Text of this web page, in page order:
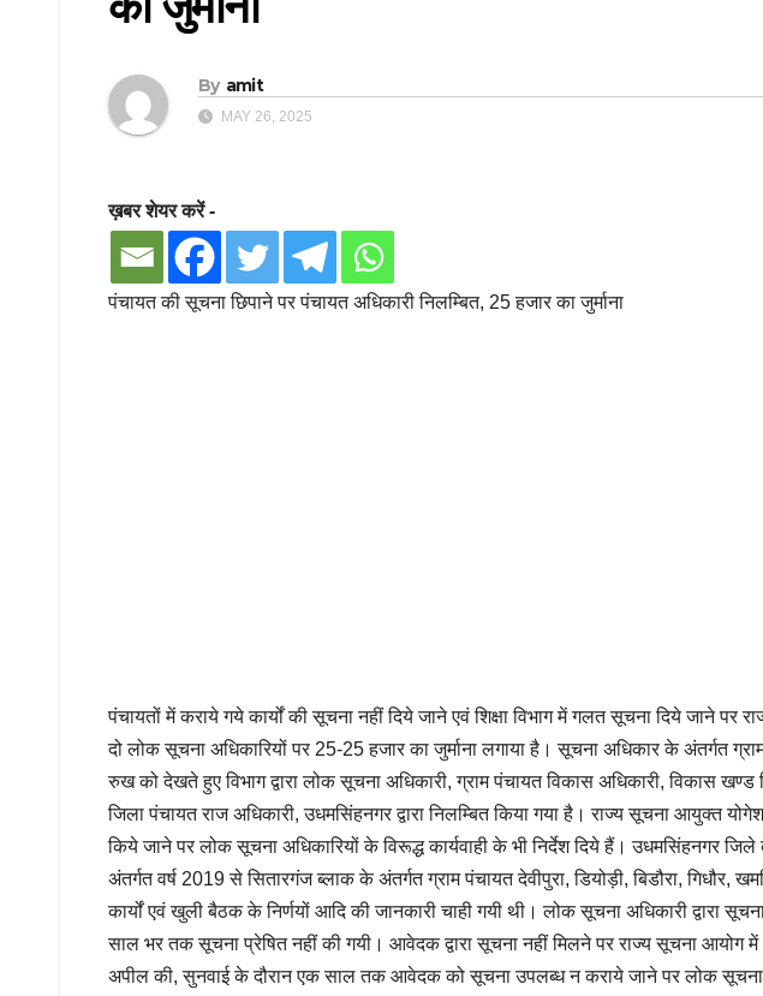
By amit
MAY 26, 2025
ख़बर शेयर करें -
पंचायत की सूचना छिपाने पर पंचायत अधिकारी निलम्बित, 25 हजार का जुर्माना
पंचायतों में कराये गये कार्यों की सूचना नहीं दिये जाने एवं शिक्षा विभाग में गलत सूचना दिये जाने पर
दो लोक सूचना अधिकारियों पर 25-25 हजार का जुर्माना लगाया है। सूचना अधिकार के अंतर्गत
रुख को देखते हुए विभाग द्वारा लोक सूचना अधिकारी, ग्राम पंचायत विकास अधिकारी, विकास खण्ड
जिला पंचायत राज अधिकारी, उधमसिंहनगर द्वारा निलम्बित किया गया है। राज्य सूचना आयुक्त
किये जाने पर लोक सूचना अधिकारियों के विरूद्ध कार्यवाही के भी निर्देश दिये हैं। उधमसिंहनगर जिले
अंतर्गत वर्ष 2019 से सितारगंज ब्लाक के अंतर्गत ग्राम पंचायत देवीपुरा, डियोड़ी, बिडौरा, गिधौर,
कार्यों एवं खुली बैठक के निर्णयों आदि की जानकारी चाही गयी थी। लोक सूचना अधिकारी द्वारा
साल भर तक सूचना प्रेषित नहीं की गयी। आवेदक द्वारा सूचना नहीं मिलने पर राज्य सूचना
अपील की, सुनवाई के दौरान एक साल तक आवेदक को सूचना उपलब्ध न कराये जाने पर लोक सूचना